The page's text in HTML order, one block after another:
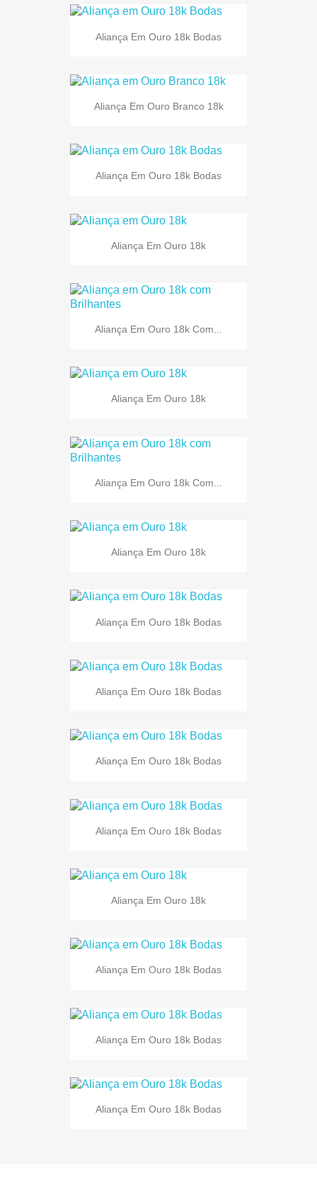
Aliança Em Ouro 18k Bodas
Aliança Em Ouro Branco 18k
Aliança Em Ouro 18k Bodas
Aliança Em Ouro 18k
Aliança Em Ouro 18k Com...
Aliança Em Ouro 18k
Aliança Em Ouro 18k Com...
Aliança Em Ouro 18k
Aliança Em Ouro 18k Bodas
Aliança Em Ouro 18k Bodas
Aliança Em Ouro 18k Bodas
Aliança Em Ouro 18k Bodas
Aliança Em Ouro 18k
Aliança Em Ouro 18k Bodas
Aliança Em Ouro 18k Bodas
Aliança Em Ouro 18k Bodas